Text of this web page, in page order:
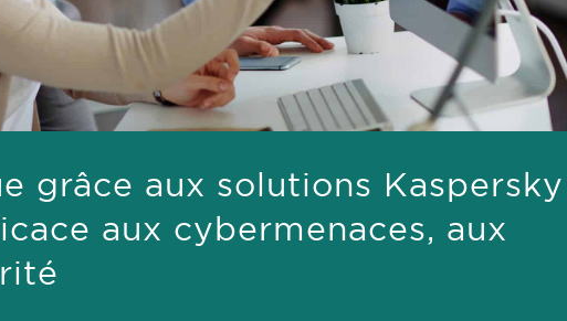
grâce aux solutions Kaspersky
aux cybermenaces, aux